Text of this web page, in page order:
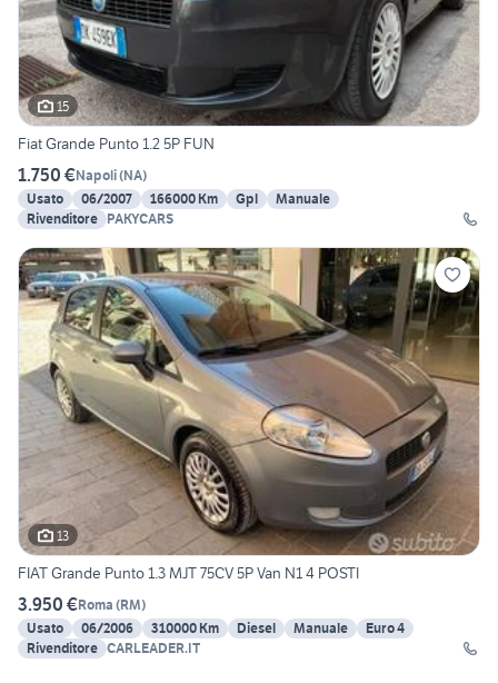
15
Fiat Grande Punto 1.2 5P FUN
1.750 €Napoli(NA)
Usato
06/2007 166000 Km Gpl
Manuale
Rivenditore PAKYCARS
13
FIAT Grande Punto 1.3 MJT 75CV 5P Van N1 4 POSTI
3.950 €Roma (RM)
Usato
06/2006 310000 Km Diesel Manuale
Euro 4
Rivenditore CARLEADER.IT